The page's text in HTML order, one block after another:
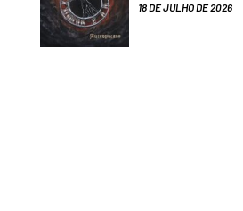
18 DE JULHO DE 2026